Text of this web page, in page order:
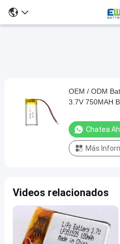
ODM
litio
3.7V
750MAH
Batería
OEM / ODM
3.7V 750MAH
Chatea
Más
Videos relacionados